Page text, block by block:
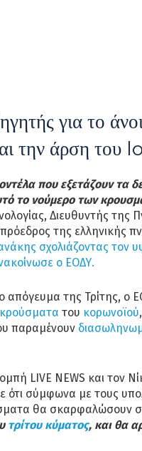
για το
την άρση
που εξετάζουν τα
το νούμερο των
Διευθυντής της
της ελληνικής
σχολιάζοντας τον
ο ΕΟΔΥ.
απόγευμα της Τρίτης, ο
κρούσματα του κορωνοϊού
παραμένουν
LIVE NEWS και τον
ότι σύμφωνα με τους
θα σκαρφαλώσουν
τρίτου κύματος, και θα